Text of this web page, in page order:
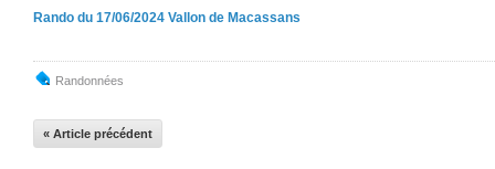
Rando du 17/06/2024 Vallon de Macassans
Randonnées
« Article précédent